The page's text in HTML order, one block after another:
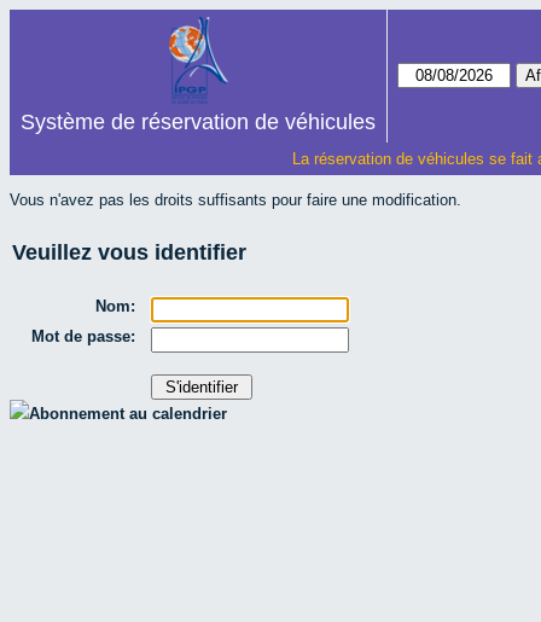
Système de réservation de véhicules
La réservation de véhicules se
Vous n'avez pas les droits suffisants pour faire une modification.
Veuillez vous identifier
Nom:
Mot de passe:
Abonnement au calendrier